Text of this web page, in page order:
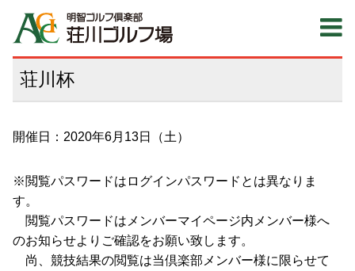
荘川杯
開催日：2020年6月13日（土）
※閲覧パスワードはログインパスワードとは異なりま
す。
閲覧パスワードはメンバーマイページ内メンバー様へ
のお知らせよりご確認をお願い致します。
尚、競技結果の閲覧は当倶楽部メンバー様に限らせて